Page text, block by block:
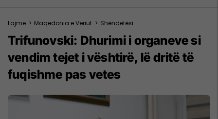
Lajme > Maqedonia e Veriut > Shëndetësi
Trifunovski: Dhurimi i organeve si
vendim tejet i vështirë, lë dritë të
fuqishme pas vetes